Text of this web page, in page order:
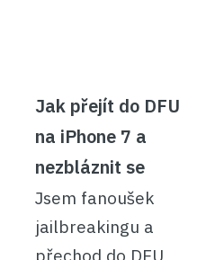
Jak přejít do DFU
na iPhone 7 a
nezbláznit se
Jsem fanoušek
jailbreakingu a
přechod do DFU